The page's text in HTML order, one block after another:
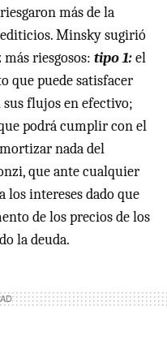
más de la
Minsky sugirió
riesgosos: tipo 1:el
que puede satisfacer
sus flujos en efectivo;
podrá cumplir con el
nada del
que ante cualquier
los intereses dado que
de los precios de los
la deuda.